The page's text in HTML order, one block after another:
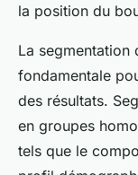
la position du
La segmentation
fondamentale
des résultats.
en groupes
tels que le